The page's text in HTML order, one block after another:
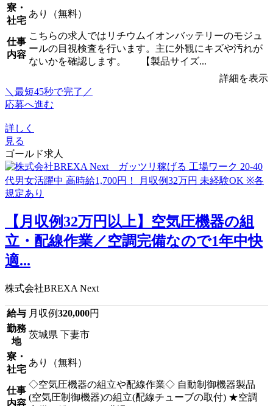
寮・
社宅
あり（無料）
仕事
内容
こちらの求人ではリチウムイオンバッテリーのモジュ
ールの目視検査を行います。主に外観にキズや汚れが
ないかを確認します。 【製品サイズ...
詳細を表示
＼最短45秒で完了／
応募へ進む
詳しく
見る
ゴールド求人
【月収例32万円以上】空気圧機器の組
立・配線作業／空調完備なので1年中快
適...
株式会社BREXA Next
給与 月収例320,000円
勤務
地
茨城県 下妻市
寮・
社宅
あり（無料）
仕事
内容
◇空気圧機器の組立や配線作業◇ 自動制御機器製品
(空気圧制御機器)の組立(配線チューブの取付) ★空調